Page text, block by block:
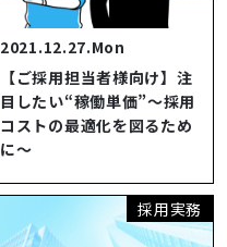
2021.12.27.Mon
【ご採用担当者様向け】注
目したい“稼働単価”～採用
コストの最適化を図るため
に～
採用実務